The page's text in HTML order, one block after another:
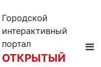
Городской
интерактивный
портал
ОТКРЫТЫЙ